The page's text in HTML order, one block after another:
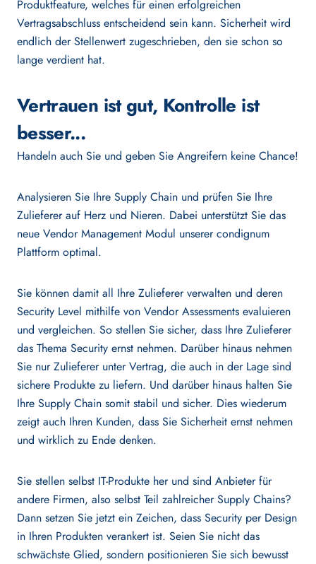
Produktfeature, welches für einen erfolgreichen
Vertragsabschluss entscheidend sein kann. Sicherheit wird
endlich der Stellenwert zugeschrieben, den sie schon so
lange verdient hat.
Vertrauen ist gut, Kontrolle ist
besser...
Handeln auch Sie und geben Sie Angreifern keine Chance!
Analysieren Sie Ihre Supply Chain und prüfen Sie Ihre
Zulieferer auf Herz und Nieren. Dabei unterstützt Sie das
neue Vendor Management Modul unserer condignum
Plattform optimal.
Sie können damit all Ihre Zulieferer verwalten und deren
Security Level mithilfe von Vendor Assessments evaluieren
und vergleichen. So stellen Sie sicher, dass Ihre Zulieferer
das Thema Security ernst nehmen. Darüber hinaus nehmen
Sie nur Zulieferer unter Vertrag, die auch in der Lage sind
sichere Produkte zu liefern. Und darüber hinaus halten Sie
Ihre Supply Chain somit stabil und sicher. Dies wiederum
zeigt auch Ihren Kunden, dass Sie Sicherheit ernst nehmen
und wirklich zu Ende denken.
Sie stellen selbst IT-Produkte her und sind Anbieter für
andere Firmen, also selbst Teil zahlreicher Supply Chains?
Dann setzen Sie jetzt ein Zeichen, dass Security per Design
in Ihren Produkten verankert ist. Seien Sie nicht das
schwächste Glied, sondern positionieren Sie sich bewusst